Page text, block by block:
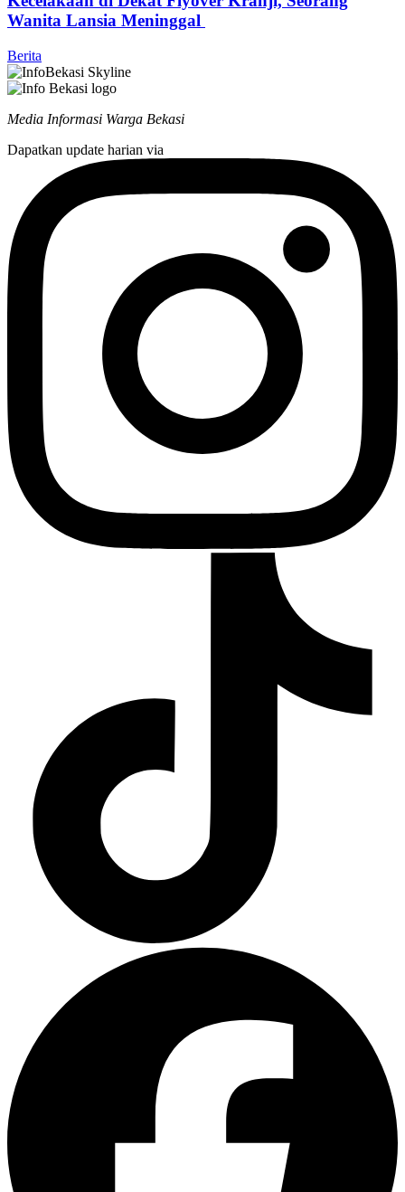
Wanita Lansia Meninggal
Berita
Media Informasi Warga Bekasi
Dapatkan update harian via